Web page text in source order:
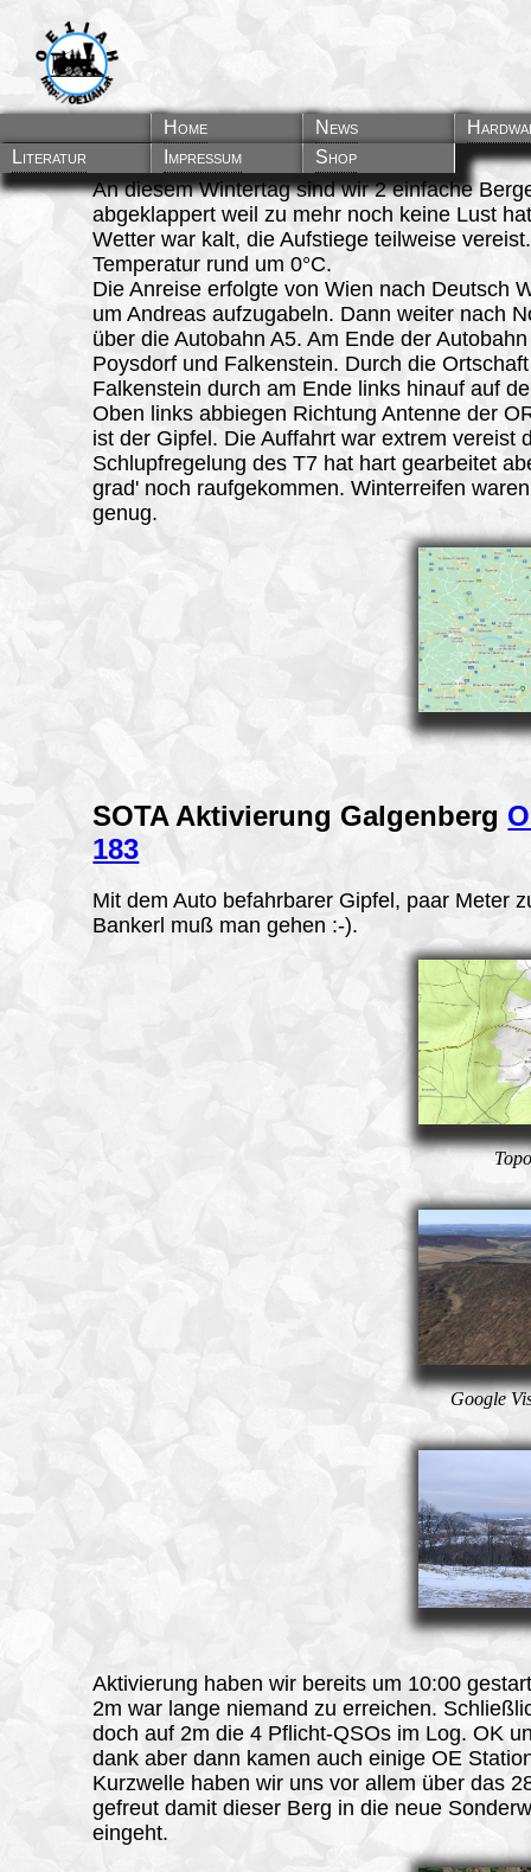
Home News
Literatur
Impressum Shop
An diesem Wintertag sind wir 2 einfache
abgeklappert weil zu mehr noch keine Lust
Wetter war kalt, die Aufstiege teilweise vereist.
Temperatur rund um 0°C.
DieAnreise erfolgte von Wien nach Deutsch
um Andreas aufzugabeln. Dann weiter nach
über die Autobahn A5. Am Ende der
Poysdorf und Falkenstein. Durch die Ortschaft
Falkenstein durch am Ende links hinauf auf
Oben links abbiegen Richtung Antenne der
ist der Gipfel. Die Auffahrt war extrem vereist
Schlupfregelung des T7 hat hart gearbeitet
grad' noch raufgekommen. Winterreifen
genug.
SOTA Aktivierung Galgenberg
183
Mit dem Auto befahrbarer Gipfel, paar Meter
Bankerl muß man gehen :-).
Google
Aktivierung haben wir bereits um 10:00
2m war lange niemand zu erreichen.
doch auf 2m die 4 Pflicht-QSOs im Log. OK
dank aber dann kamen auch einige OE
Kurzwelle haben wir uns vor allem über das
gefreut damit dieser Berg in die neue
eingeht.